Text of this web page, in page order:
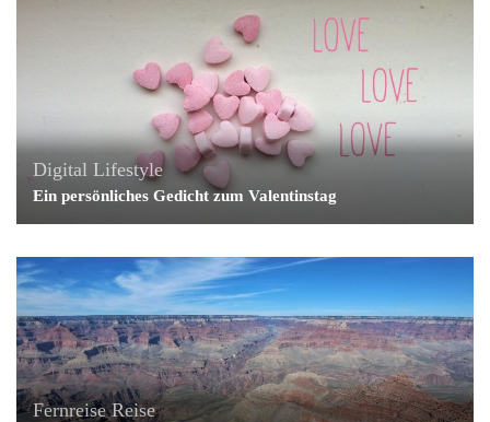
Digital Lifestyle
Ein persönliches Gedicht zum Valentinstag
Fernreise Reise